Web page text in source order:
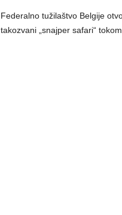
Federalno tužilaštvo Belgije
takozvani „snajper safari“